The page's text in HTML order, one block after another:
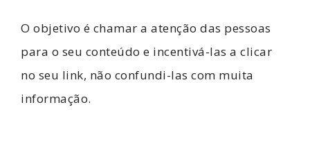
O objetivo é chamar a atenção das pessoas
para o seu conteúdo e incentivá-las a clicar
no seu link, não confundi-las com muita
informação.